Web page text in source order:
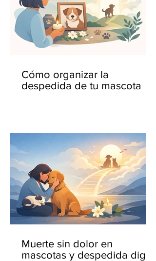
Cómo organizar la
despedida de tu mascota
Muerte sin dolor en
mascotas y despedida digna